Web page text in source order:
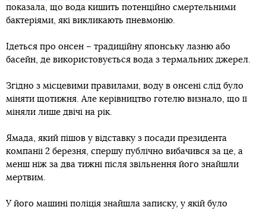
показала, що вода кишить потенційно смертельними
бактеріями, які викликають пневмонію.
Ідеться про онсен – традиційну японську лазню або
басейн, де використовується вода з термальних джерел.
Згідно з місцевими правилами, воду в онсені слід було
міняти щотижня. Але керівництво готелю визнало, що її
міняли лише двічі на рік.
Ямада, який пішов у відставку з посади президента
компанії 2 березня, спершу публічно вибачився за це, а
менш ніж за два тижні після звільнення його знайшли
мертвим.
У його машині поліція знайшла записку, у якій було